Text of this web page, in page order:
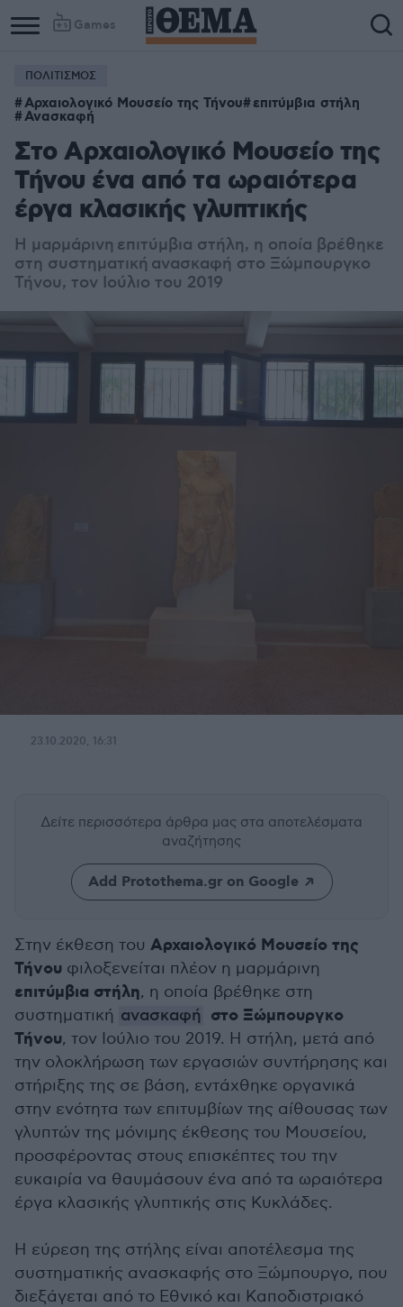
Games
ΠΟΛΙΤΙΣΜΟΣ
Αρχαιολογικό Μουσείο της Τήνου επιτύμβια στήλη
Ανασκαφή
Στο Αρχαιολογικό Μουσείο της
Τήνου ένα από τα ωραιότερα
έργα κλασικής γλυπτικής
Η μαρμάρινη επιτύμβια στήλη, η οποία βρέθηκε
στη συστηματική ανασκαφή στο Ξώμπουργκο
Τήνου, τον Ιούλιο του 2019
23.10.2020, 16:31
Δείτε περισσότερα άρθρα μας στα αποτελέσματα
αναζήτησης
Add Protothema.gr on Google
Στην έκθεση του Αρχαιολογικό Μουσείο της
Τήνου φιλοξενείται πλέον η μαρμάρινη
επιτύμβια στήλη, η οποία βρέθηκε στη
συστηματική ανασκαφή στο Ξώμπουργκο
Τήνου, τον Ιούλιο του 2019. Η στήλη, μετά από
την ολοκλήρωση των εργασιών συντήρησης και
στήριξης της σε βάση, εντάχθηκε οργανικά
στην ενότητα των επιτυμβίων της αίθουσας των
γλυπτών της μόνιμης έκθεσης του Μουσείου,
προσφέροντας στους επισκέπτες του την
ευκαιρία να θαυμάσουν ένα από τα ωραιότερα
έργα κλασικής γλυπτικής στις Κυκλάδες.
Η εύρεση της στήλης είναι αποτέλεσμα της
συστηματικής ανασκαφής στο Ξώμπουργο, που
διεξάγεται από το Εθνικό και Καποδιστριακό